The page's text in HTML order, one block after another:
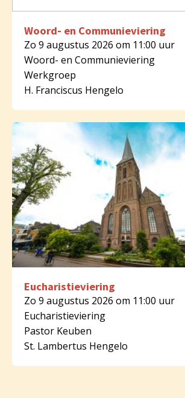
Woord- en Communieviering
Zo 9 augustus 2026 om 11:00 uur
Woord- en Communieviering
Werkgroep
H. Franciscus Hengelo
Eucharistieviering
Zo 9 augustus 2026 om 11:00 uur
Eucharistieviering
Pastor Keuben
St. Lambertus Hengelo